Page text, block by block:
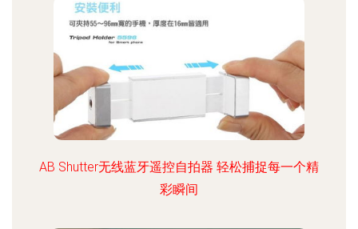
AB Shutter无线蓝牙遥控自拍器 轻松捕捉每一个精
彩瞬间